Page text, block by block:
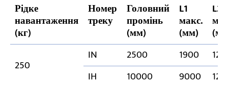
Рідке
навантаження
(кг)
Номер
треку
Головний
промінь
(мм)
L1
макс.
(мм)
L2
250
IN 2500 1900
IH
10000 9000